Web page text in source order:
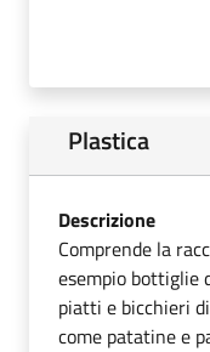
Plastica
Descrizione
Comprende la
esempio bottiglie
piatti e bicchieri
come patatine e